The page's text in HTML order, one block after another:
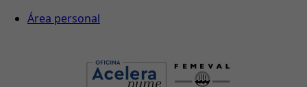
Área personal